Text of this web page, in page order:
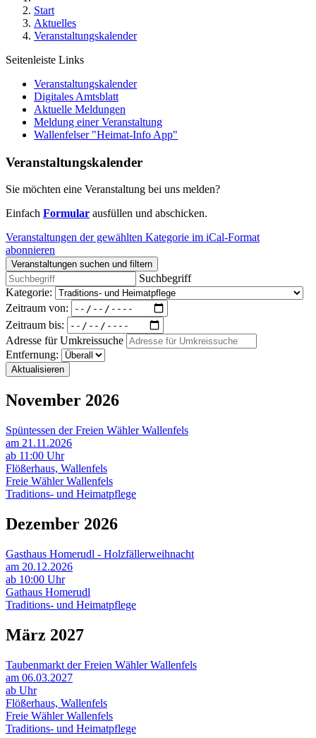
Start
Aktuelles
Veranstaltungskalender
Seitenleiste Links
Veranstaltungskalender
Digitales Amtsblatt
Aktuelle Meldungen
Meldung einer Veranstaltung
Wallenfelser "Heimat-Info App"
Veranstaltungskalender
Sie möchten eine Veranstaltung bei uns melden?
Einfach Formular ausfüllen und abschicken.
Veranstaltungen der gewählten Kategorie im iCal-Format
abonnieren
Veranstaltungen suchen und filtern
Suchbegriff
Kategorie:
Zeitraum von:
Zeitraum bis:
Adresse für Umkreissuche
Entfernung:
Aktualisieren
November 2026
Spüntessen der Freien Wähler Wallenfels
am 21.11.2026
ab 11:00 Uhr
Flößerhaus, Wallenfels
Freie Wähler Wallenfels
Traditions- und Heimatpflege
Dezember 2026
Gasthaus Homerudl - Holzfällerweihnacht
am 20.12.2026
ab 10:00 Uhr
Gathaus Homerudl
Traditions- und Heimatpflege
März 2027
Taubenmarkt der Freien Wähler Wallenfels
am 06.03.2027
ab Uhr
Flößerhaus, Wallenfels
Freie Wähler Wallenfels
Traditions- und Heimatpflege